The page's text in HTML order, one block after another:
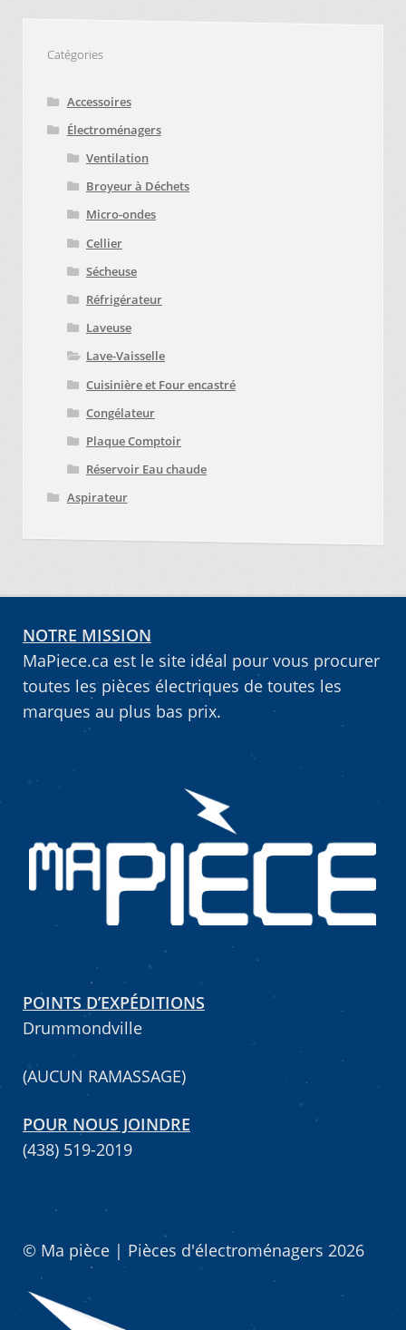
Catégories
Accessoires
Électroménagers
Ventilation
Broyeur à Déchets
Micro-ondes
Cellier
Sécheuse
Réfrigérateur
Laveuse
Lave-Vaisselle
Cuisinière et Four encastré
Congélateur
Plaque Comptoir
Réservoir Eau chaude
Aspirateur
NOTRE MISSION
MaPiece.ca est le site idéal pour vous procurer
toutes les pièces électriques de toutes les
marques au plus bas prix.
POINTS D’EXPÉDITIONS
Drummondville
(AUCUN RAMASSAGE)
POUR NOUS JOINDRE
(438) 519-2019
© Ma pièce | Pièces d'électroménagers 2026